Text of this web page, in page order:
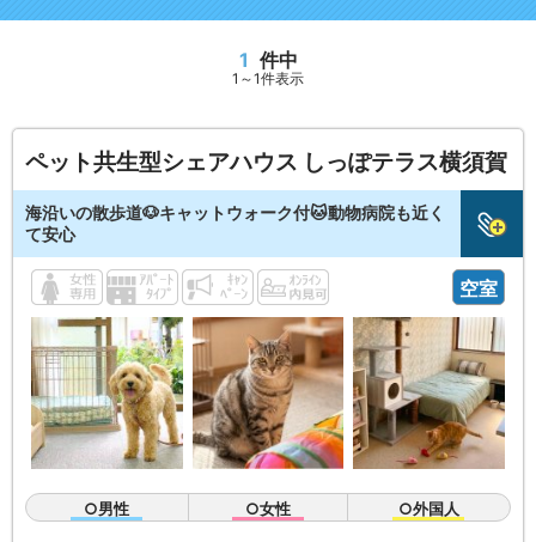
1 件中
1～1件表示
ペット共生型シェアハウス しっぽテラス横須賀
海沿いの散歩道🐶キャットウォーク付🐱動物病院も近く
て安心
空室
○男性 ○女性 ○外国人